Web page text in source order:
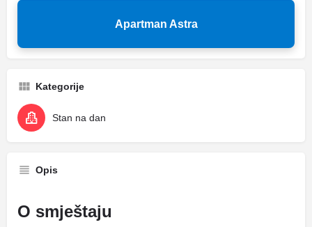
Apartman Astra
Kategorije
Stan na dan
Opis
O smještaju